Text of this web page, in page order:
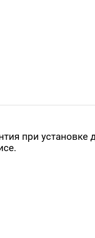
при установке